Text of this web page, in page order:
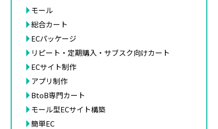
モール
総合カート
ECパッケージ
リピート・定期購入・サブスク向けカート
ECサイト制作
アプリ制作
BtoB専門カート
モール型ECサイト構築
簡単EC